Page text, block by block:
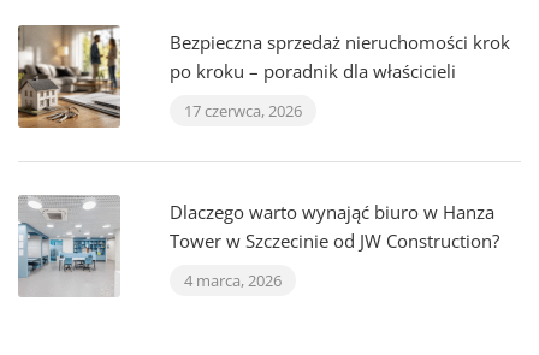
Bezpieczna sprzedaż nieruchomości krok
po kroku – poradnik dla właścicieli
17 czerwca, 2026
Dlaczego warto wynająć biuro w Hanza
Tower w Szczecinie od JW Construction?
4 marca, 2026